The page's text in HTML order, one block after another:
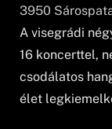
3950
A visegrádi
16 koncerttel,
csodálatos
élet